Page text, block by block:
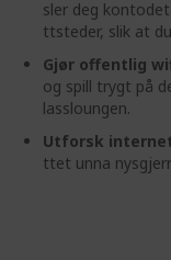
sler deg
ttsteder, slik at
Gjør offentlig
og spill trygt på
lassloungen.
Utforsk
ttet unna